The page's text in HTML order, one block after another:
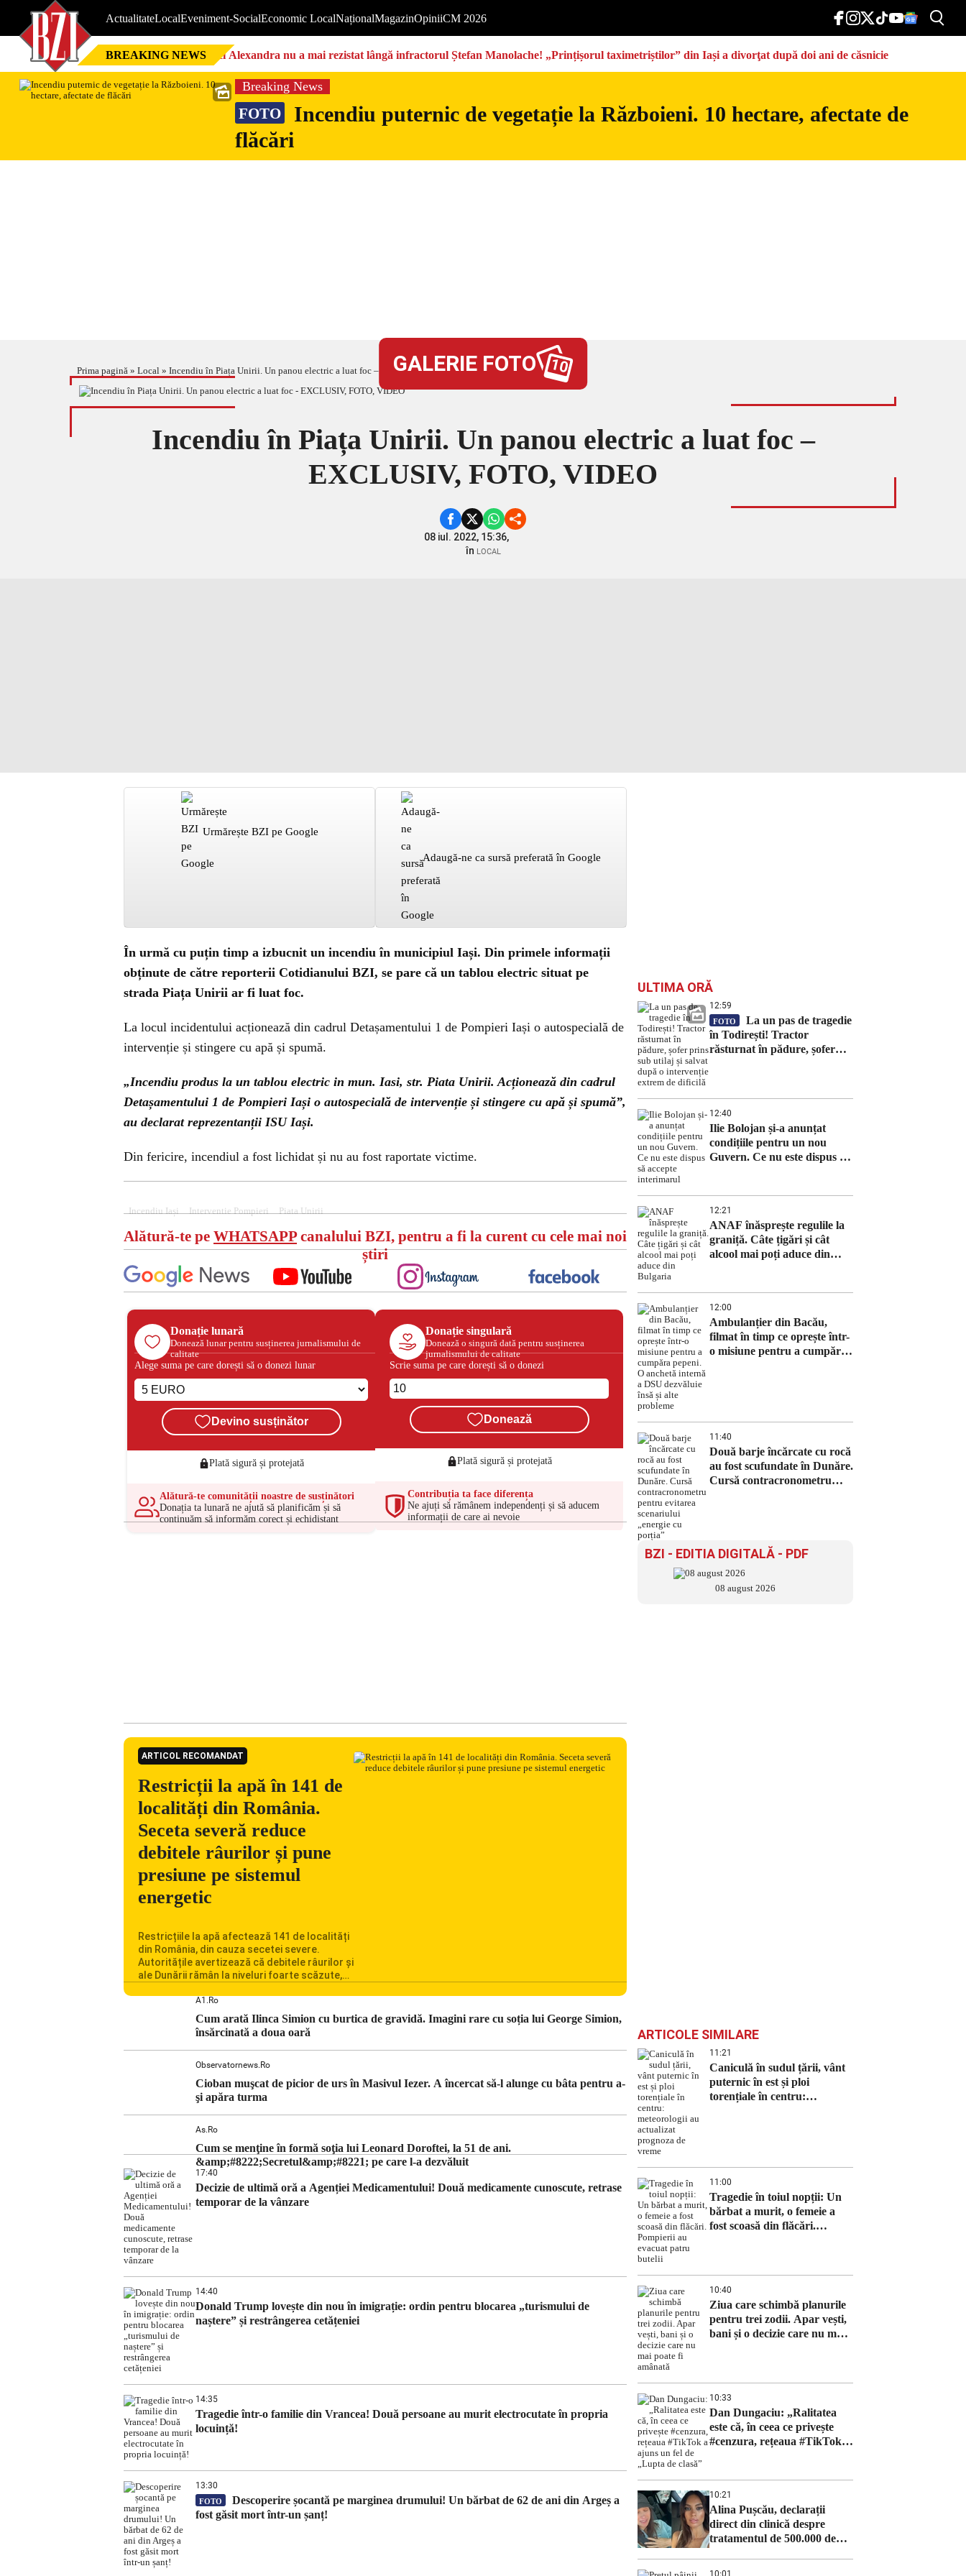
ActualitateLocalEveniment-SocialEconomic LocalNaționalMagazinOpiniiCM 2026
BREAKING NEWS Nici Alexandra nu a mai rezistat lângă infractorul Ștefan Manolache! „Prințișorul taximetriștilor” din Iași a divorţat după doi ani de căsnicie
Breaking News
FOTO
Incendiu puternic de vegetație la Războieni. 10 hectare, afectate de
flăcări
Prima pagină » Local » Incendiu în Piața Unirii. Un panou electric a luat foc – EXCLUSIV, FOTO, VIDEO
GALERIE FOTO 10
Incendiu în Piața Unirii. Un panou electric a luat foc –
EXCLUSIV, FOTO, VIDEO
08 iul. 2022, 15:36,
în LOCAL
Urmărește BZI pe Google
Adaugă-ne ca sursă preferată în Google
În urmă cu puțin timp a izbucnit un incendiu în municipiul Iași. Din primele informații
obținute de către reporterii Cotidianului BZI, se pare că un tablou electric situat pe
strada Piața Unirii ar fi luat foc.
La locul incidentului acționează din cadrul Detașamentului 1 de Pompieri Iași o autospecială de
intervenție și stingere cu apă și spumă.
„Incendiu produs la un tablou electric in mun. Iasi, str. Piata Unirii. Acționează din cadrul
Detașamentului 1 de Pompieri Iași o autospecială de intervenție și stingere cu apă și spumă”,
au declarat reprezentanții ISU Iași.
Din fericire, incendiul a fost lichidat și nu au fost raportate victime.
Could not play video.
Incendiu Iași Interventie Pompieri Piata Unirii
Alătură-te pe WHATSAPPcanalului BZI, pentru a fi la curent cu cele mai noi
știri
Donație lunară
Donează lunar pentru susținerea jurnalismului de
calitate
Alege suma pe care dorești să o donezi lunar
Devino susținător
Plată sigură și protejată
Alătură-te comunității noastre de susținători
Donația ta lunară ne ajută să planificăm și să
continuăm să informăm corect și echidistant
Donație singulară
Donează o singură dată pentru susținerea
jurnalismului de calitate
Scrie suma pe care dorești să o donezi
Donează
Plată sigură și protejată
Contribuția ta face diferența
Ne ajuți să rămânem independenți și să aducem
informații de care ai nevoie
ARTICOL RECOMANDAT
Restricții la apă în 141 de
localități din România.
Seceta severă reduce
debitele râurilor și pune
presiune pe sistemul
energetic
Restricțiile la apă afectează 141 de localități
din România, din cauza secetei severe.
Autoritățile avertizează că debitele râurilor și
ale Dunării rămân la niveluri foarte scăzute,
Centralei Nucleare de la Cernavodă. România
se confruntă cu una dintre cele mai dificile
perioade din punct de vedere hidrologic din
ultimii ani. Lipsa […]
A1.ro
Cum arată Ilinca Simion cu burtica de gravidă. Imagini rare cu soția lui George Simion,
însărcinată a doua oară
Observatornews.ro
Cioban muşcat de picior de urs în Masivul Iezer. A încercat să-l alunge cu bâta pentru a-
şi apăra turma
As.ro
Cum se menţine în formă soţia lui Leonard Doroftei, la 51 de ani.
&amp;#8222;Secretul&amp;#8221; pe care l-a dezvăluit
17:40
Decizie de ultimă oră a Agenției Medicamentului! Două medicamente cunoscute, retrase
temporar de la vânzare
14:40
Donald Trump lovește din nou în imigrație: ordin pentru blocarea „turismului de
naștere” și restrângerea cetățeniei
14:35
Tragedie într-o familie din Vrancea! Două persoane au murit electrocutate în propria
locuință!
13:30
FOTO
Descoperire șocantă pe marginea drumului! Un bărbat de 62 de ani din Argeș a
fost găsit mort într-un șanț!
ULTIMA ORĂ
12:59
FOTO
La un pas de tragedie
în Todirești! Tractor
răsturnat în pădure, șofer
12:40
Ilie Bolojan și-a anunțat
condițiile pentru un nou
Guvern. Ce nu este dispus să
12:21
ANAF înăsprește regulile la
graniță. Câte țigări și cât
alcool mai poți aduce din
12:00
Ambulanțier din Bacău,
filmat în timp ce oprește într-
o misiune pentru a cumpăra
11:40
Două barje încărcate cu rocă
au fost scufundate în Dunăre.
Cursă contracronometru
BZI - EDITIA DIGITALĂ - PDF
08 august 2026
ARTICOLE SIMILARE
11:21
Caniculă în sudul țării, vânt
puternic în est și ploi
torențiale în centru:
11:00
Tragedie în toiul nopții: Un
bărbat a murit, o femeie a
fost scoasă din flăcări.
10:40
Ziua care schimbă planurile
pentru trei zodii. Apar vești,
bani și o decizie care nu mai
10:33
Dan Dungaciu: „Ralitatea
este că, în ceea ce privește
#cenzura, rețeaua #TikTok a
10:21
Alina Pușcău, declarații
direct din clinică despre
tratamentul de 500.000 de
10:01